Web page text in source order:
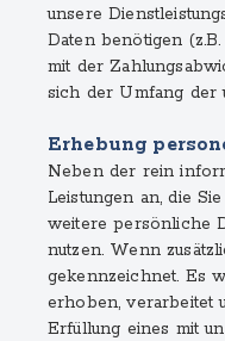
unsere
Daten benötigen
mit der
sich der Umfang der
Erhebung
Neben der rein
Leistungen an, die
weitere persönliche
nutzen. Wenn
gekennzeichnet. Es
erhoben, verarbeitet
Erfüllung eines mit